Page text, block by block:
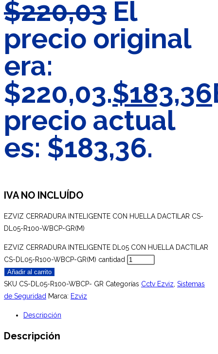
$220,03 El
precio original
era:
$220,03.$183,36
precio actual
es: $183,36.
IVA NO INCLUÍDO
EZVIZ CERRADURA INTELIGENTE CON HUELLA DACTILAR CS-
DL05-R100-WBCP-GR(M)
EZVIZ CERRADURA INTELIGENTE DL05 CON HUELLA DACTILAR
CS-DL05-R100-WBCP-GR(M) cantidad
Añadir al carrito
SKU CS-DL05-R100-WBCP- GR Categorías Cctv Ezviz Sistemas
de Seguridad Marca: Ezviz
Descripción
Descripción